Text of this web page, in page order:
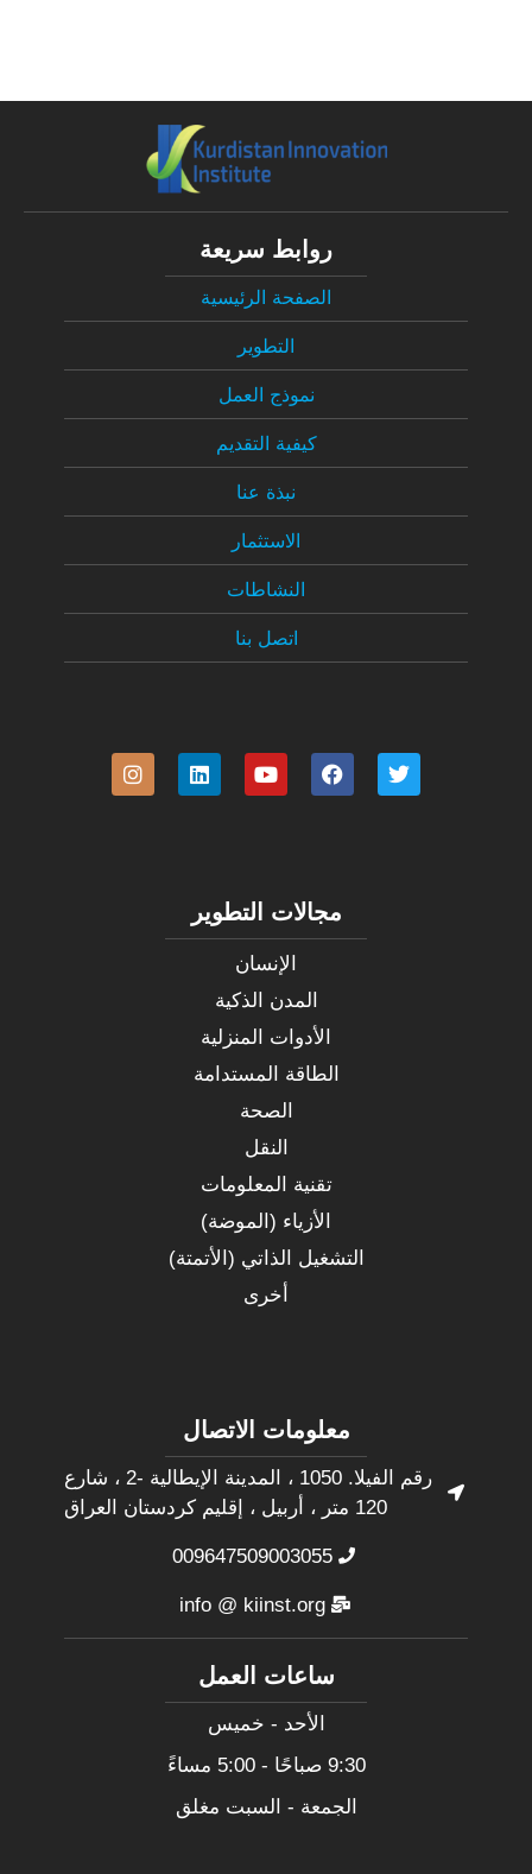
معلومات الاتصال
رقم الفيلا. 1050 ، المدينة الإيطالية -2 ، شارع
120 متر ، أربيل ، إقليم كردستان العراق
009647509003055
info @ kiinst.org
ساعات العمل
الأحد - خميس
9:30 صباحًا - 5:00 مساءً
الجمعة - السبت مغلق
مجالات التطوير
الإنسان
المدن الذكية
الأدوات المنزلية
الطاقة المستدامة
الصحة
النقل
تقنية المعلومات
الأزياء (الموضة)
التشغيل الذاتي (الأتمتة)
أخرى
روابط سريعة
الصفحة الرئيسية
التطوير
نموذج العمل
كيفية التقديم
نبذة عنا
الاستثمار
النشاطات
اتصل بنا